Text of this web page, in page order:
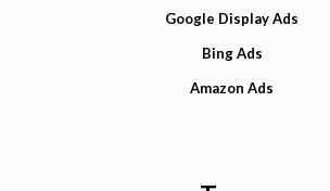
Google Display Ads
Bing Ads
Amazon Ads